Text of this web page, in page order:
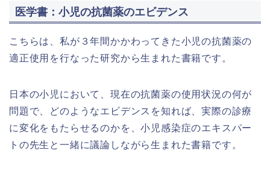
医学書：小児の抗菌薬のエビデンス
こちらは、私が３年間かかわってきた小児の抗菌薬の
適正使用を行なった研究から生まれた書籍です。
日本の小児において、現在の抗菌薬の使用状況の何が
問題で、どのようなエビデンスを知れば、実際の診療
に変化をもたらせるのかを、小児感染症のエキスパー
トの先生と一緒に議論しながら生まれた書籍です。